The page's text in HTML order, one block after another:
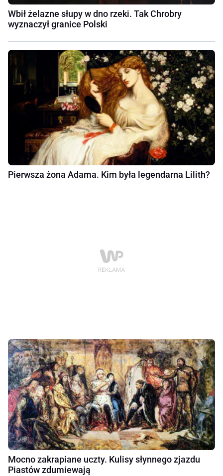
Wbił żelazne słupy w dno rzeki. Tak Chrobry
wyznaczył granice Polski
Pierwsza żona Adama. Kim była legendarna Lilith?
Mocno zakrapiane uczty. Kulisy słynnego zjazdu
Piastów zdumiewają